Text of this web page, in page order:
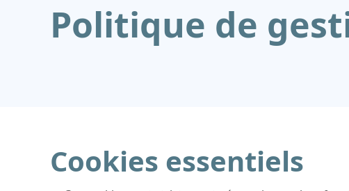
Politique de
Cookies essentiels